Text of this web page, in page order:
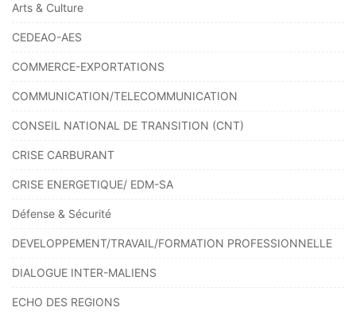
Arts & Culture
CEDEAO-AES
COMMERCE-EXPORTATIONS
COMMUNICATION/TELECOMMUNICATION
CONSEIL NATIONAL DE TRANSITION (CNT)
CRISE CARBURANT
CRISE ENERGETIQUE/ EDM-SA
Défense & Sécurité
DEVELOPPEMENT/TRAVAIL/FORMATION PROFESSIONNELLE
DIALOGUE INTER-MALIENS
ECHO DES REGIONS